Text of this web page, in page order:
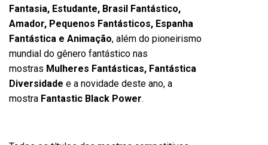
Fantasia, Estudante, Brasil Fantástico,
Amador, Pequenos Fantásticos, Espanha
Fantástica e Animação, além do pioneirismo
mundial do gênero fantástico nas
mostras Mulheres Fantásticas, Fantástica
Diversidade e a novidade deste ano, a
mostra Fantastic Black Power.